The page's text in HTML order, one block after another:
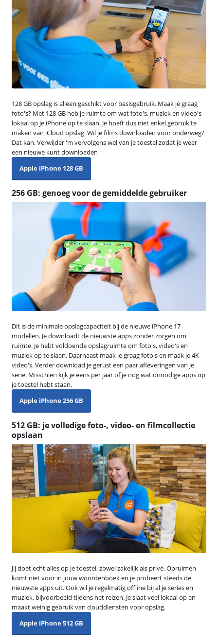
128 GB opslag is alleen geschikt voor basisgebruik. Maak je graag
foto's? Met 128 GB heb je ruimte om wat foto's, muziek en video's
lokaal op je iPhone op te slaan. Je hoeft dus niet enkel gebruik te
maken van iCloud opslag. Wil je films downloaden voor onderweg?
Dat kan. Verwijder 'm vervolgens wel van je toestel zodat je weer
een nieuwe kunt downloaden
Apple iPhone 128 GB
256 GB: genoeg voor de gemiddelde gebruiker
Dit is de minimale opslagcapaciteit bij de nieuwe iPhone 17
modellen. Je downloadt de nieuwste apps zonder zorgen om
ruimte. Je hebt voldoende opslagruimte om foto's, video's en
muziek op te slaan. Daarnaast maak je graag foto's en maak je 4K
video's. Verder download je gerust een paar afleveringen van je
serie. Misschien kijk je eens per jaar of je nog wat onnodige apps op
je toestel hebt staan.
Apple iPhone 256 GB
512 GB: je volledige foto-, video- en filmcollectie
opslaan
Jij doet echt alles op je toestel, zowel zakelijk als privé. Opruimen
komt niet voor in jouw woordenboek en je probeert steeds de
nieuwste apps uit. Ook wil je regelmatig offline bij al je series en
muziek, bijvoorbeeld tijdens het reizen. Je slaat veel lokaal op en
maakt weinig gebruik van clouddiensten voor opslag.
Apple iPhone 512 GB